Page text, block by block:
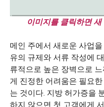
이미지를 클릭하면
메인 주에서 새로운 사업
유의 규제와 서류 작성에
류적으로 높은 장벽으로
게 진정한 어려움은 필요
는 것이다. 지방 허가증을
하지 않으면 첫 고객에게